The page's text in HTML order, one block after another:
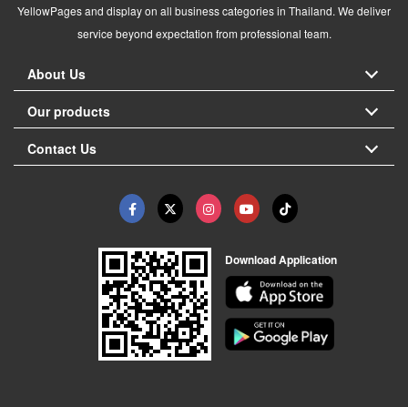
YellowPages and display on all business categories in Thailand. We deliver
service beyond expectation from professional team.
About Us
Our products
Contact Us
Download Application